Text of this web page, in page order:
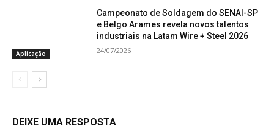
Aplicação
Campeonato de Soldagem do SENAI-SP
e Belgo Arames revela novos talentos
industriais na Latam Wire + Steel 2026
24/07/2026
DEIXE UMA RESPOSTA